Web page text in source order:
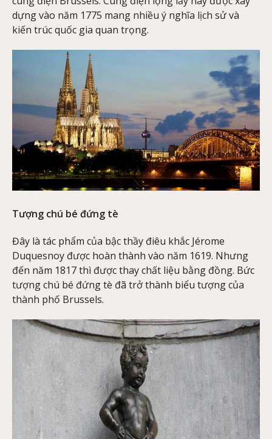
dựng vào năm 1775 mang nhiều ý nghĩa lịch sử và
kiến trúc quốc gia quan trọng.
Tượng chú bé đứng tè
Đây là tác phẩm của bậc thầy điêu khắc Jérome
Duquesnoy được hoàn thành vào năm 1619. Nhưng
đến năm 1817 thì được thay chất liệu bằng đồng. Bức
tượng chú bé đứng tè đã trở thành biểu tượng của
thành phố Brussels.